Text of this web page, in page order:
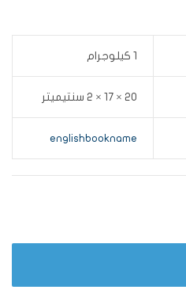
1 كيلوجرام
20 × 17 × 2 سنتيميتر
englishbookname